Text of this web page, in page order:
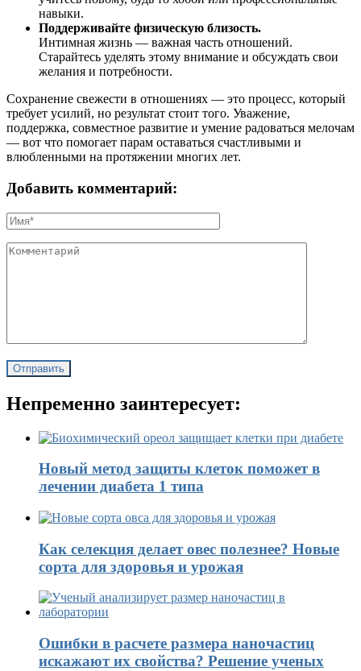
навыки.
Поддерживайте физическую близость.
Интимная жизнь — важная часть отношений.
Старайтесь уделять этому внимание и обсуждать свои
желания и потребности.
Сохранение свежести в отношениях — это процесс, который
требует усилий, но результат стоит того. Уважение,
поддержка, совместное развитие и умение радоваться мелочам
— вот что помогает парам оставаться счастливыми и
влюбленными на протяжении многих лет.
Добавить комментарий:
Непременно заинтересует:
Новый метод защиты клеток поможет в
лечении диабета 1 типа
Как селекция делает овес полезнее? Новые
сорта для здоровья и урожая
Ошибки в расчете размера наночастиц
искажают их свойства? Решение ученых